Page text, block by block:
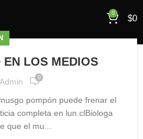
0 $0
LOS MEDIOS
Admin 0
pompón puede frenar el
completa en lun.clBiologa
que el mu...